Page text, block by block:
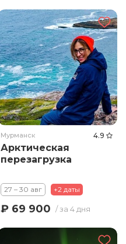
Мурманск 4.9
Арктическая
перезагрузка
27 – 30 авг +2 даты
₽ 69 900 / за 4 дня